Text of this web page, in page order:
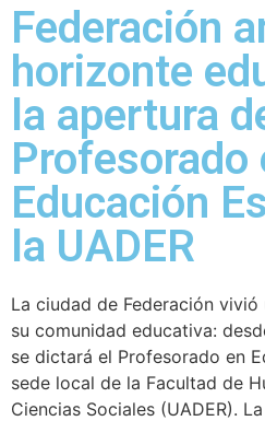
Federación
horizonte
la apertura
Profesorado
Educación
la UADER
La ciudad de Federación
su comunidad educativa:
se dictará el Profesorado en
sede local de la Facultad de
Ciencias Sociales (UADER).